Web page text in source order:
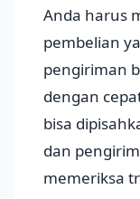
Anda harus
pembelian
pengiriman
dengan
bisa
dan
memeriksa